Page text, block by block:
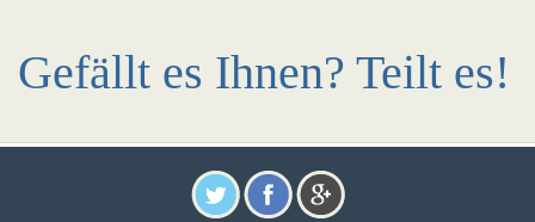
Gefällt es Ihnen? Teilt es!